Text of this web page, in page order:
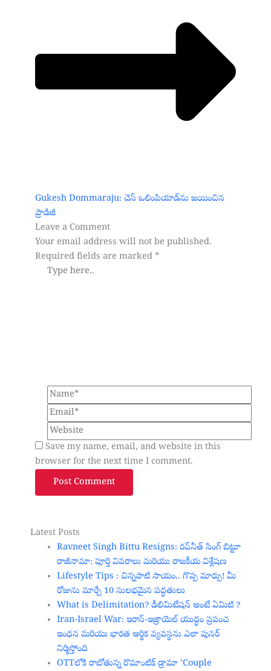
Gukesh Dommaraju: చెస్ ఒలింపియాడ్‌ను జయించిన
ప్రాడిజీ
Leave a Comment
Your email address will not be published.
Required fields are marked *
Type
Name*
Email*
Website
Save my name, email, and website in this
browser for the next time I comment.
Latest Posts
Ravneet Singh Bittu Resigns: రవ్‌నీత్ సింగ్ బిట్టూ
రాజీనామా: పూర్తి వివరాలు మరియు రాజకీయ విశ్లేషణ
Lifestyle Tips : చిన్నపాటి సాయం.. గొప్ప మార్పు! మీ
రోజును మార్చే 10 సులభమైన పద్ధతులు
What is Delimitation? డీలిమిటేషన్ అంటే ఏమిటి ?
Iran-Israel War: ఇరాన్-ఇజ్రాయెల్ యుద్ధం ప్రపంచ
ఇంధన మరియు భారత ఆర్థిక వ్యవస్థను ఎలా పునర్
నిర్మిస్తోంది
OTTలోకి రాబోతున్న రొమాంటిక్ డ్రామా ‘Couple